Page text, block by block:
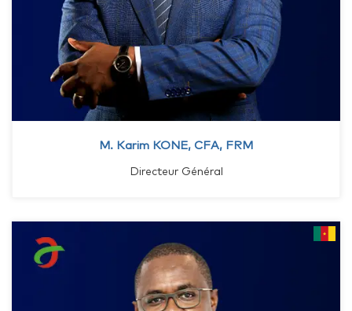
M. Karim KONE, CFA, FRM
Directeur Général